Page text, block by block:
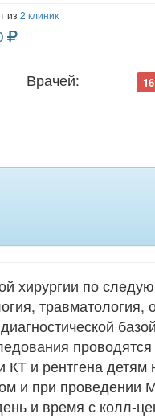
из 2 клиник
Врачей: 16
хирургии по
травматология,
КТ и рентгена детям
и при проведении
и время с колл-